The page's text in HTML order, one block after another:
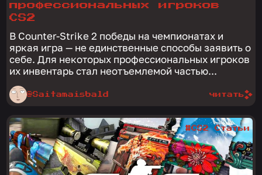
профессиональных игроков
CS2
В Counter-Strike 2 победы на чемпионатах и
яркая игра — не единственные способы заявить о
себе. Для некоторых профессиональных игроков
их инвентарь стал неотъемлемой частью...
@Saitamaisbald читать
#CS2 Статьи